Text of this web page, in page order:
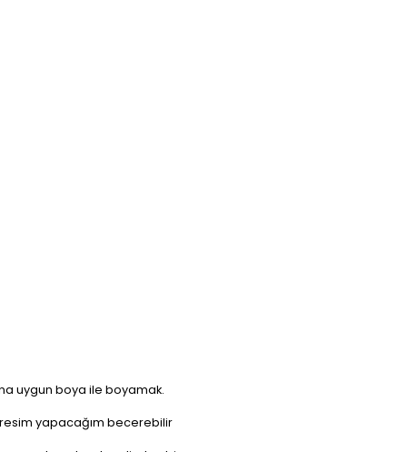
uygun boya ile boyamak.
resim yapacağım becerebilir